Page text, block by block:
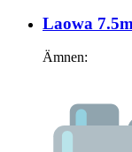
Laowa
Ämnen: